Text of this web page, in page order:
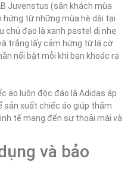
Juvenstus (sân khách mùa
từ những mùa hè dài tại
chủ đạo là xanh pastel dị nhẹ
trắng lấy cảm hứng từ lá cờ
nổi bật mỗi khi bạn khoác ra
áo luôn độc đáo là Adidas áp
sản xuất chiếc áo giúp thấm
tế mang đến sự thoải mái và
và bảo